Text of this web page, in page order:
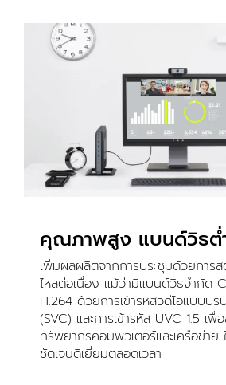
คุณภาพสูง แบนด์วิธต่
เพิ่มผลผลิตจากการประชุมด้วยการ
ไหลต่อเนื่อง แม้ว่ามีแบนด์วิธจำกัด
H.264 ด้วยการเข้ารหัสวิดีโอแบบปรั
(SVC) และการเข้ารหัส UVC 1.5 เ
ทรัพยากรคอมพิวเตอร์และเครือข่าย
ชัดเจนดีเยี่ยมตลอดเวลา